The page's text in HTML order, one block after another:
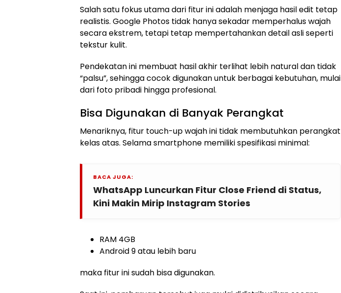
Salah satu fokus utama dari fitur ini adalah menjaga hasil edit tetap
realistis. Google Photos tidak hanya sekadar memperhalus wajah
secara ekstrem, tetapi tetap mempertahankan detail asli seperti
tekstur kulit.
Pendekatan ini membuat hasil akhir terlihat lebih natural dan tidak
“palsu”, sehingga cocok digunakan untuk berbagai kebutuhan, mulai
dari foto pribadi hingga profesional.
Bisa Digunakan di Banyak Perangkat
Menariknya, fitur touch-up wajah ini tidak membutuhkan perangkat
kelas atas. Selama smartphone memiliki spesifikasi minimal:
BACA JUGA:
WhatsApp Luncurkan Fitur Close Friend di Status,
Kini Makin Mirip Instagram Stories
RAM 4GB
Android 9 atau lebih baru
maka fitur ini sudah bisa digunakan.